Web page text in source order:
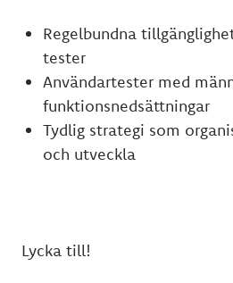
Regelbundna
tester
Användartester med
funktionsnedsättningar
Tydlig strategi som
och utveckla
Lycka till!